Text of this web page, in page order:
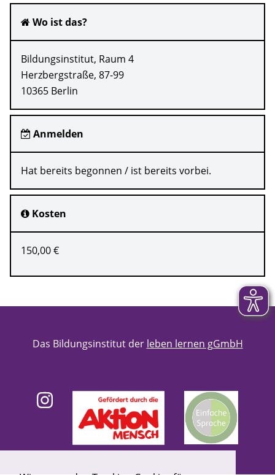
Wo ist das?
Bildungsinstitut, Raum 4
Herzbergstraße, 87-99
10365 Berlin
Anmelden
Hat bereits begonnen / ist bereits vorbei.
Kosten
150,00 €
Das Bildungsinstitut der leben lernen gGmbH